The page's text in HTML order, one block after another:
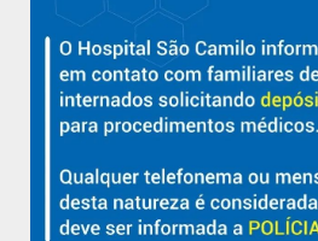
Ser referência estadual
hospitalar humanizada, com